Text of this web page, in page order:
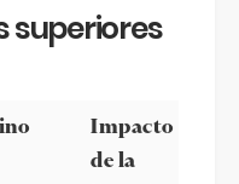
superiores
Impacto
de la